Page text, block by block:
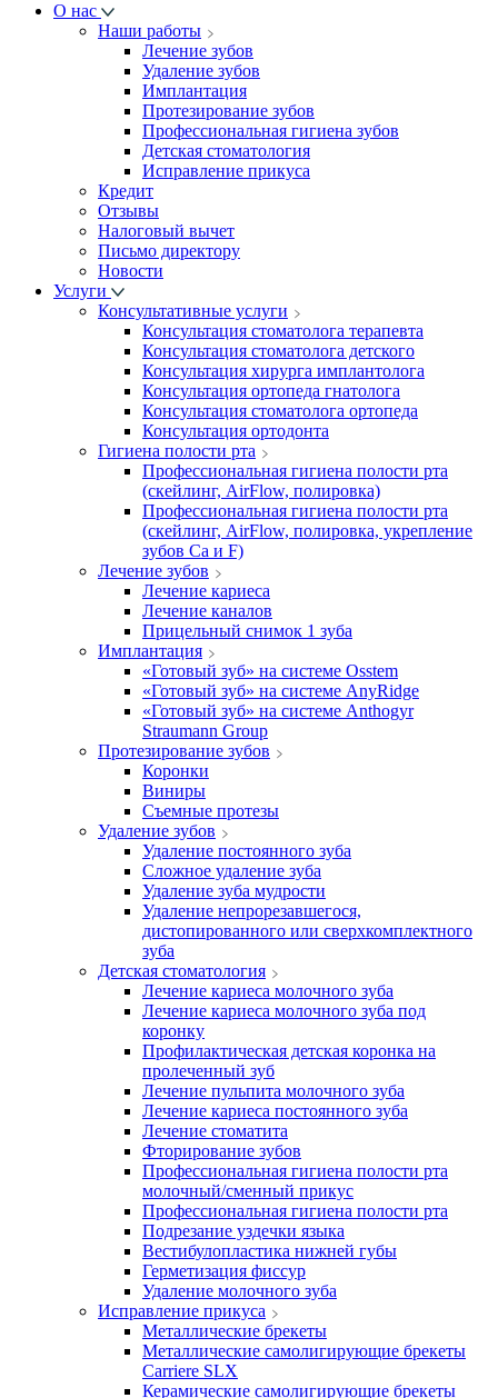
О нас
Наши работы
Лечение зубов
Удаление зубов
Имплантация
Протезирование зубов
Профессиональная гигиена зубов
Детская стоматология
Исправление прикуса
Кредит
Отзывы
Налоговый вычет
Письмо директору
Новости
Услуги
Консультативные услуги
Консультация стоматолога терапевта
Консультация стоматолога детского
Консультация хирурга имплантолога
Консультация ортопеда гнатолога
Консультация стоматолога ортопеда
Консультация ортодонта
Гигиена полости рта
Профессиональная гигиена полости рта
(скейлинг, AirFlow, полировка)
Профессиональная гигиена полости рта
(скейлинг, AirFlow, полировка, укрепление
зубов Ca и F)
Лечение зубов
Лечение кариеса
Лечение каналов
Прицельный снимок 1 зуба
Имплантация
«Готовый зуб» на системе Osstem
«Готовый зуб» на системе AnyRidge
«Готовый зуб» на системе Anthogyr
Straumann Group
Протезирование зубов
Коронки
Виниры
Съемные протезы
Удаление зубов
Удаление постоянного зуба
Сложное удаление зуба
Удаление зуба мудрости
Удаление непрорезавшегося,
дистопированного или сверхкомплектного
зуба
Детская стоматология
Лечение кариеса молочного зуба
Лечение кариеса молочного зуба под
коронку
Профилактическая детская коронка на
пролеченный зуб
Лечение пульпита молочного зуба
Лечение кариеса постоянного зуба
Лечение стоматита
Фторирование зубов
Профессиональная гигиена полости рта
молочный/сменный прикус
Профессиональная гигиена полости рта
Подрезание уздечки языка
Вестибулопластика нижней губы
Герметизация фиссур
Удаление молочного зуба
Исправление прикуса
Металлические брекеты
Металлические самолигирующие брекеты
Carriere SLX
Керамические самолигирующие брекеты